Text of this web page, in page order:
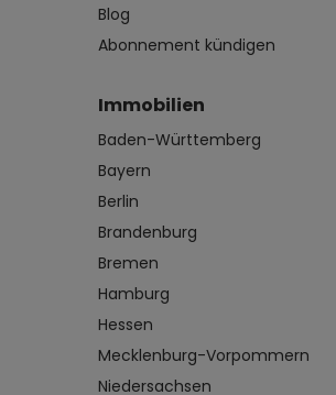
Blog
Abonnement kündigen
Immobilien
Baden-Württemberg
Bayern
Berlin
Brandenburg
Bremen
Hamburg
Hessen
Mecklenburg-Vorpommern
Niedersachsen